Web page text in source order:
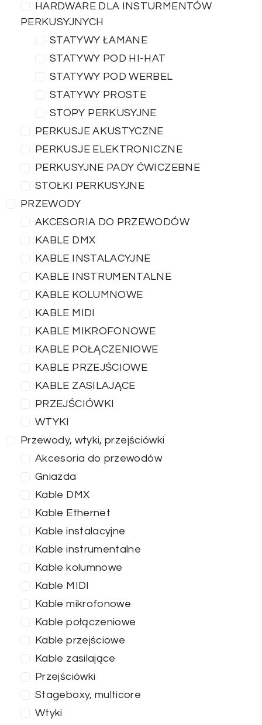
HARDWARE DLA INSTURMENTÓW
PERKUSYJNYCH
STATYWY ŁAMANE
STATYWY POD HI-HAT
STATYWY POD WERBEL
STATYWY PROSTE
STOPY PERKUSYJNE
PERKUSJE AKUSTYCZNE
PERKUSJE ELEKTRONICZNE
PERKUSYJNE PADY ĆWICZEBNE
STOŁKI PERKUSYJNE
PRZEWODY
AKCESORIA DO PRZEWODÓW
KABLE DMX
KABLE INSTALACYJNE
KABLE INSTRUMENTALNE
KABLE KOLUMNOWE
KABLE MIDI
KABLE MIKROFONOWE
KABLE POŁĄCZENIOWE
KABLE PRZEJŚCIOWE
KABLE ZASILAJĄCE
PRZEJŚCIÓWKI
WTYKI
Przewody, wtyki, przejściówki
Akcesoria do przewodów
Gniazda
Kable DMX
Kable Ethernet
Kable instalacyjne
Kable instrumentalne
Kable kolumnowe
Kable MIDI
Kable mikrofonowe
Kable połączeniowe
Kable przejściowe
Kable zasilające
Przejściówki
Stageboxy, multicore
Wtyki